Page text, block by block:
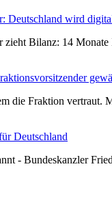
Deutschland wird
zieht Bilanz: 14
die Fraktion vertraut.
Deutschland
- Bundeskanzler